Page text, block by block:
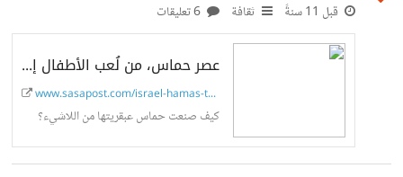
قبل 11 سنةً ثقافة
عصر حماس، من لُعب الأطفال إلى الطائرات بدون طيار! - ساسة بوست
www.sasapost.com/israel-hamas-tel...
كيف صنعت حماس عبقريتها من اللاشيء؟